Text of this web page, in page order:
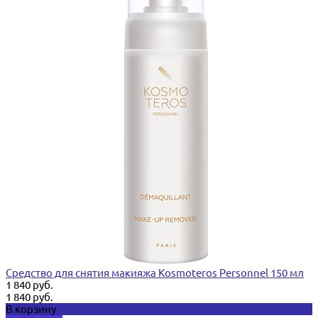
Средство для снятия макияжа Kosmoteros Personnel 150 мл
1 840 руб.
1 840 руб.
В корзину